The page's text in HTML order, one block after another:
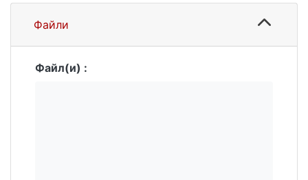
Файли
Файл(и) :